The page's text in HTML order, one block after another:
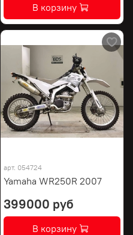
В корзину
арт. 054724
Yamaha WR250R 2007
399000 руб
В корзину